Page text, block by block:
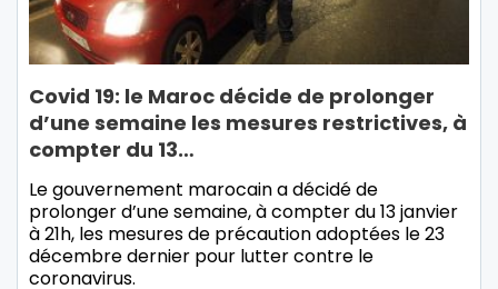
Covid 19: le Maroc décide de prolonger
d’une semaine les mesures restrictives, à
compter du 13…
Le gouvernement marocain a décidé de
prolonger d’une semaine, à compter du 13 janvier
à 21h, les mesures de précaution adoptées le 23
décembre dernier pour lutter contre le
coronavirus.